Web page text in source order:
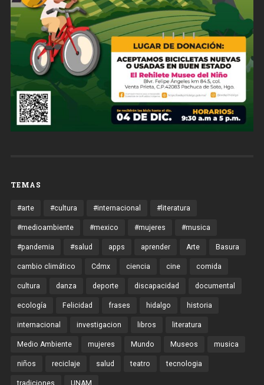
TEMAS
#arte #cultura #internacional #literatura
#medioambiente #mexico #mujeres #musica
#pandemia #salud apps aprender Arte Basura
cambio climático Cdmx ciencia cine comida
cultura danza deporte discapacidad documental
ecología Felicidad frases hidalgo historia
internacional investigacion libros literatura
Medio Ambiente mujeres Mundo Museos musica
niños reciclaje salud teatro tecnologia